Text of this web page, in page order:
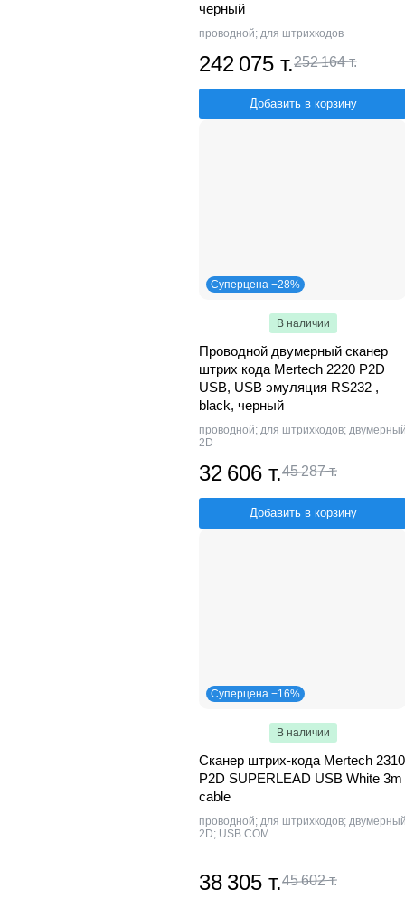
черный
проводной; для штрихкодов
242 075 т.252 164 т.
Добавить в корзину
Суперцена −28%
В наличии
Проводной двумерный сканер
штрих кода Mertech 2220 P2D
USB, USB эмуляция RS232 ,
black, черный
проводной; для штрихкодов;
2D
32 606 т.45 287 т.
Добавить в корзину
Суперцена −16%
В наличии
Сканер штрих-кода Mertech 2310
P2D SUPERLEAD USB White 3m
cable
проводной; для штрихкодов;
2D; USB COM
38 305 т.45 602 т.